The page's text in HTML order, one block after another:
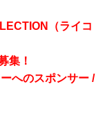
（ライコ
集！
へのスポンサー /